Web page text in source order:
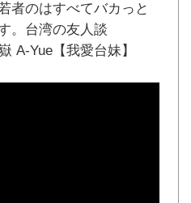
者のはすべてバカっと
。台湾の友人談
A-Yue【我愛台妹】